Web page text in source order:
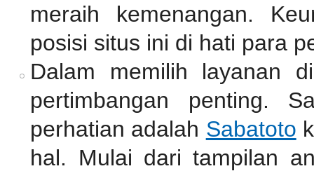
meraih kemenangan.
posisi situs ini di hati para
Dalam memilih layanan
pertimbangan penting.
perhatian adalah Sabatoto
hal. Mulai dari tampilan